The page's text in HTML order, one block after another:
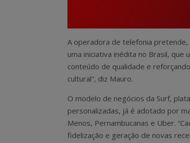
A operadora de telefonia pretende,
uma iniciativa inédita no Brasil,
conteúdo de qualidade e
cultural”, diz Mauro.
O modelo de negócios da Surf,
personalizadas, já é adotado por
Menos, Pernambucanas e Uber.
fidelização e geração de novas